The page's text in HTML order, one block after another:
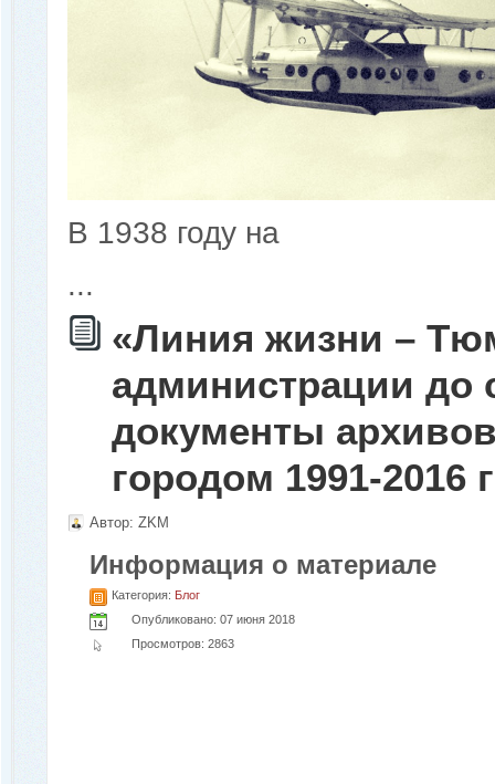
В 1938 году на
...
«Линия жизни –
администрации до
документы
городом 1991-2016
Автор: ZKM
Информация о материале
Категория: Блог
Опубликовано: 07 июня 2018
Просмотров: 2863